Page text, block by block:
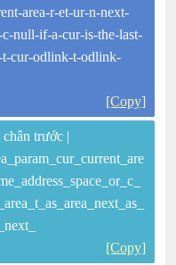
area-r-et-ur-n-next-
c-null-if-a-cur-is-the-last-
t-cur-odlink-t-odlink-
[Copy]
trước |
[Copy]